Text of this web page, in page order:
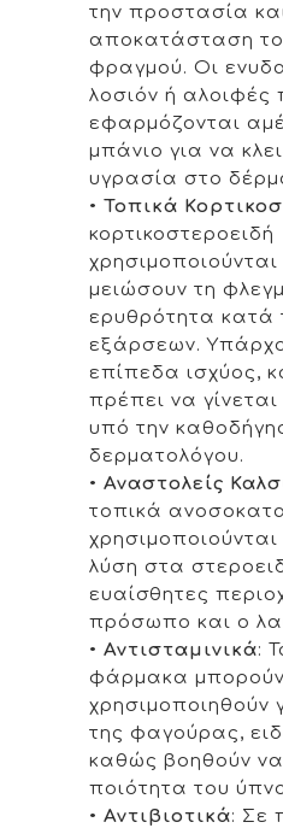
την προστασία
αποκατάσταση
φραγμού. Οι
λοσιόν ή αλοιφές
εφαρμόζονται
μπάνιο για να
υγρασία στο
• Τοπικά
κορτικοστεροειδή
χρησιμοποιούνται
μειώσουν τη
ερυθρότητα κατά
εξάρσεων.
επίπεδα ισχύος,
πρέπει να
υπό την
δερματολόγου.
• Αναστολείς
τοπικά
λύση στα
ευαίσθητες
πρόσωπο και ο
• Αντισταμινικά:
φάρμακα
χρησιμοποιηθούν
της φαγούρας,
καθώς βοηθούν να
ποιότητα του
• Αντιβιοτικά: Σε